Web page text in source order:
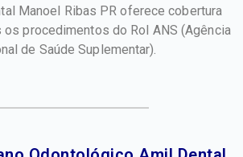
Manoel Ribas PR oferece cobertura
os procedimentos do Rol ANS (Agência
de Saúde Suplementar).